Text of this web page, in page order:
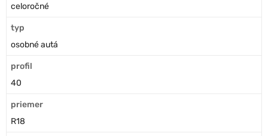
celoročné
typ
osobné autá
profil
40
priemer
R18